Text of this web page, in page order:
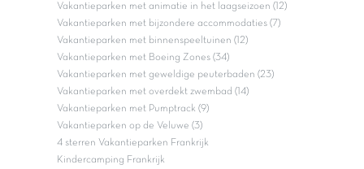
Vakantieparken met animatie in het laagseizoen (12)
Vakantieparken met bijzondere accommodaties (7)
Vakantieparken met binnenspeeltuinen (12)
Vakantieparken met Boeing Zones (34)
Vakantieparken met geweldige peuterbaden (23)
Vakantieparken met overdekt zwembad (14)
Vakantieparken met Pumptrack (9)
Vakantieparken op de Veluwe (3)
4 sterren Vakantieparken Frankrijk
Kindercamping Frankrijk